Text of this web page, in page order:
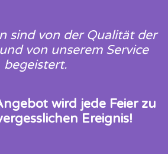
sind von der Qualität der
von unserem Service
begeistert.
wird jede Feier zu
Ereignis!